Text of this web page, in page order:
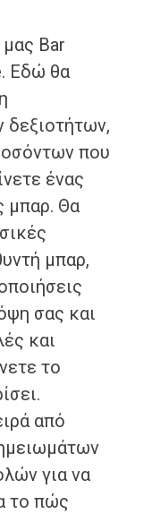
Bar
Εδώ θα
που
ένας
μπαρ. Θα
μπαρ,
σας και
και
το
από
για να
το πώς